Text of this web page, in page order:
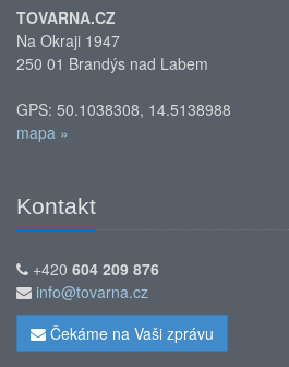
TOVARNA.CZ
Na Okraji 1947
250 01 Brandýs nad Labem
GPS: 50.1038308, 14.5138988
mapa »
Kontakt
+420 604 209 876
info@tovarna.cz
Čekáme na Vaši zprávu